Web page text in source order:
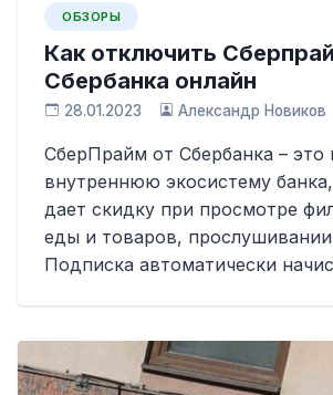
ОБЗОРЫ
Как отключить
Сбербанка онлайн
28.01.2023 Александр Новиков
СберПрайм от Сбербанка – это
внутреннюю экосистему
дает скидку при просмотре
еды и товаров,
Подписка автоматически